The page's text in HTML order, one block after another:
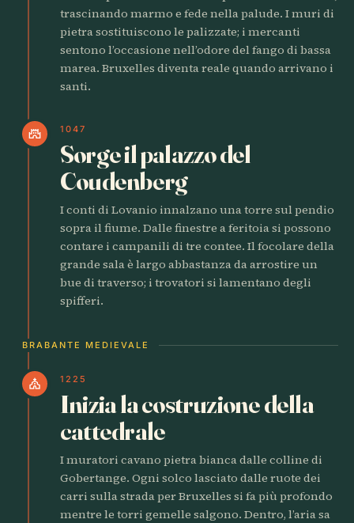
trascinando marmo e fede nella palude. I muri di
pietra sostituiscono le palizzate; i mercanti
sentono l’occasione nell’odore del fango di bassa
marea. Bruxelles diventa reale quando arrivano i
santi.
castle 1047
Sorge il palazzo del
Coudenberg
I conti di Lovanio innalzano una torre sul pendio
sopra il fiume. Dalle finestre a feritoia si possono
contare i campanili di tre contee. Il focolare della
grande sala è largo abbastanza da arrostire un
bue di traverso; i trovatori si lamentano degli
spifferi.
BRABANTE MEDIEVALE
church 1225
Inizia la costruzione della
cattedrale
I muratori cavano pietra bianca dalle colline di
Gobertange. Ogni solco lasciato dalle ruote dei
carri sulla strada per Bruxelles si fa più profondo
mentre le torri gemelle salgono. Dentro, l’aria sa